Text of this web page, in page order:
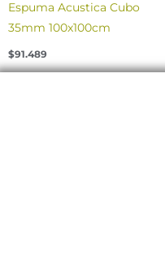
Espuma Acustica Cubo
35mm 100x100cm
$91.489